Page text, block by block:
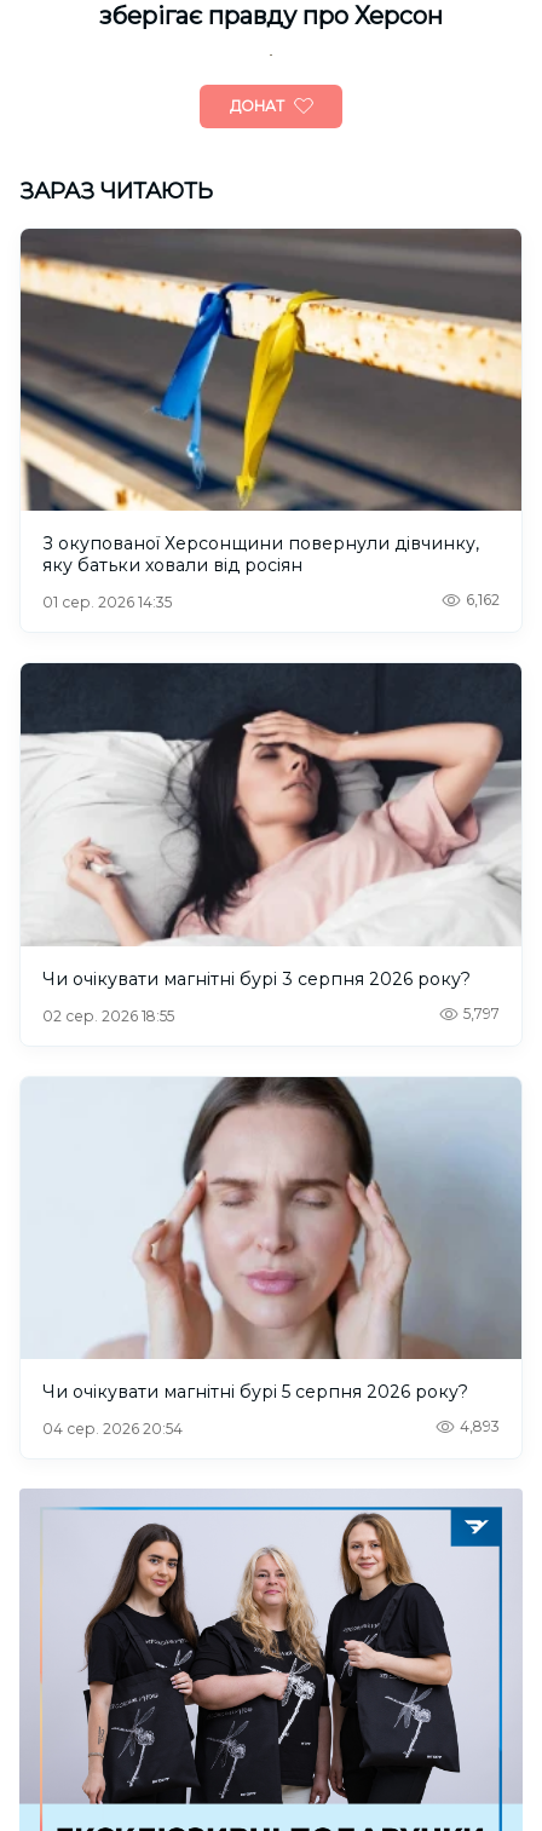
зберігає правду про Херсон
ДОНАТ
ЗАРАЗ ЧИТАЮТЬ
З окупованої Херсонщини повернули дівчинку,
яку батьки ховали від росіян
01 сер. 2026 14:35 6,162
Чи очікувати магнітні бурі 3 серпня 2026 року?
02 сер. 2026 18:55 5,797
Чи очікувати магнітні бурі 5 серпня 2026 року?
04 сер. 2026 20:54 4,893